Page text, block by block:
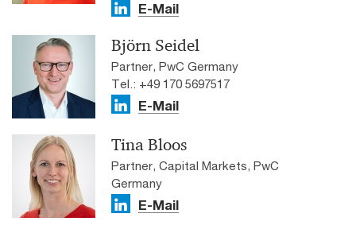
E-Mail
Björn Seidel
Partner, PwC Germany
Tel.: +49 170 5697517
E-Mail
Tina Bloos
Partner, Capital Markets, PwC
Germany
E-Mail